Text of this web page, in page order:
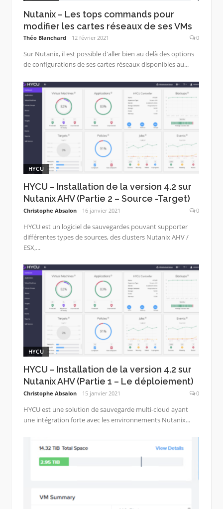
Nutanix – Les tops commands pour
modifier les cartes réseaux de ses VMs
Théo Blanchard 12 février 2021 0
Sur Nutanix, il est possible d'aller bien au delà des options
de configurations de ses cartes réseaux disponibles au...
HYCU
HYCU – Installation de la version 4.2 sur
Nutanix AHV (Partie 2 – Source -Target)
Christophe Absalon 16 janvier 2021 0
HYCU est un logiciel de sauvegardes pouvant supporter
différentes types de sources, des clusters Nutanix AHV /
ESX,...
HYCU
HYCU – Installation de la version 4.2 sur
Nutanix AHV (Partie 1 – Le déploiement)
Christophe Absalon 15 janvier 2021 0
HYCU est une solution de sauvegarde multi-cloud ayant
une intégration forte avec les environnements Nutanix...